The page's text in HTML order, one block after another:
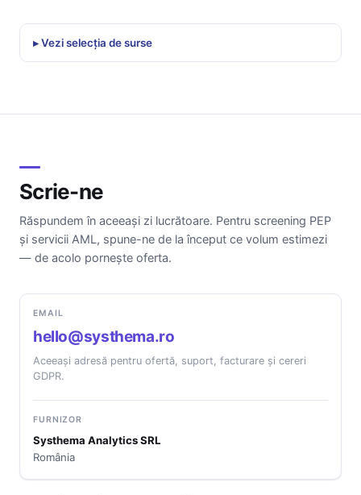
Vezi selecția de surse
Scrie-ne
Răspundem în aceeași zi lucrătoare. Pentru screening PEP
și servicii AML, spune-ne de la început ce volum estimezi
— de acolo pornește oferta.
EMAIL
hello@systhema.ro
Aceeași adresă pentru ofertă, suport, facturare și cereri
GDPR.
FURNIZOR
Systhema Analytics SRL
România